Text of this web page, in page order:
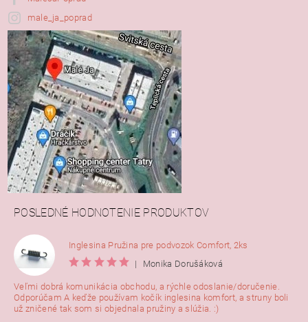
male_ja_poprad
POSLEDNÉ HODNOTENIE PRODUKTOV
Inglesina Pružina pre podvozok Comfort, 2ks
|
Monika Dorušáková
Veľmi dobrá komunikácia obchodu, a rýchle odoslanie/doručenie.
Odporúčam A keďže používam kočík inglesina komfort, a struny boli
už zničené tak som si objednala pružiny a slúžia. :)